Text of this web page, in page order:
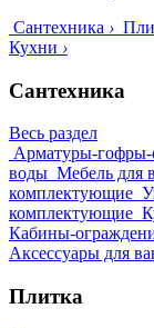
Сантехника ›
Кухни ›
Сантехника
Весь раздел
Арматуры-
воды Мебель для
комплектующие
комплектующие
Кабины-
Аксессуары для
Плитка